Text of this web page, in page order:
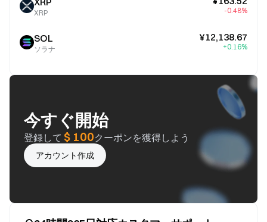
XRP -0.48%
SOL
ソラナ
¥12,138.67
+0.16%
今すぐ開始
登録して $ 100クーポンを獲得しよう
アカウント作成